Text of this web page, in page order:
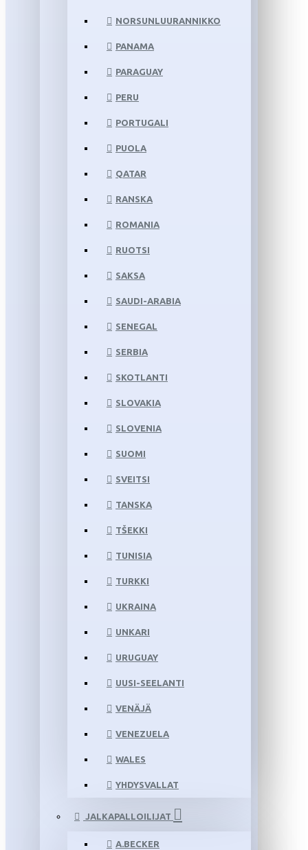
NORSUNLUURANNIKKO
PANAMA
PARAGUAY
PERU
PORTUGALI
PUOLA
QATAR
RANSKA
ROMANIA
RUOTSI
SAKSA
SAUDI-ARABIA
SENEGAL
SERBIA
SKOTLANTI
SLOVAKIA
SLOVENIA
SUOMI
SVEITSI
TANSKA
TŠEKKI
TUNISIA
TURKKI
UKRAINA
UNKARI
URUGUAY
UUSI-SEELANTI
VENÄJÄ
VENEZUELA
WALES
YHDYSVALLAT
JALKAPALLOILIJAT
A.BECKER